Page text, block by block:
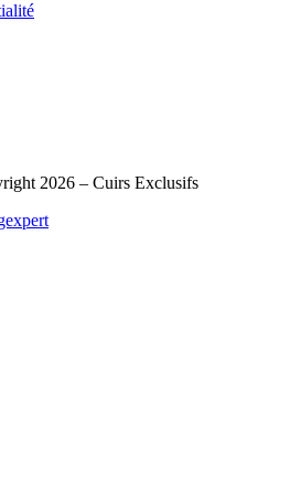
2026 – Cuirs Exclusifs